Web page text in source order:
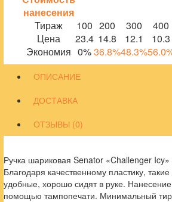
нанесения
Тираж
100 200 300 400
Цена
23.4 14.8 12.1 10.3
Экономия 0%36.8%48.3%
ОПИСАНИЕ
ДОСТАВКА
ОТЗЫВЫ (0)
Ручка шариковая Senator «Challenger
Благодаря качественному пластику,
удобные, хорошо сидят в руке.
помощью тампопечати. Минимальный